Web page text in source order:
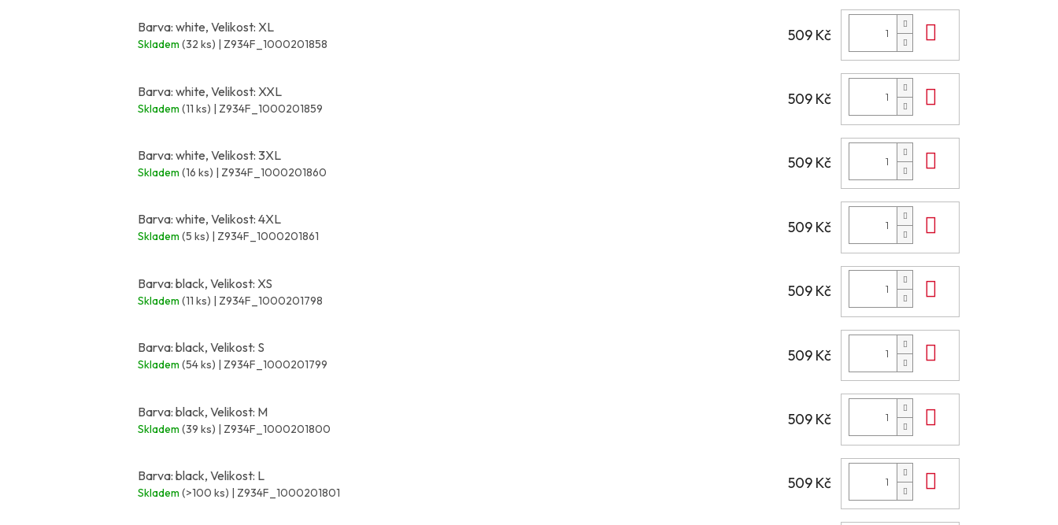
Barva: white, Velikost: XL
Skladem (32 ks) | Z934F_1000201858
509 Kč
Barva: white, Velikost: XXL
Skladem (11 ks) | Z934F_1000201859
509 Kč
Barva: white, Velikost: 3XL
Skladem (16 ks) | Z934F_1000201860
509 Kč
Barva: white, Velikost: 4XL
Skladem (5 ks) | Z934F_1000201861
509 Kč
Barva: black, Velikost: XS
Skladem (11 ks) | Z934F_1000201798
509 Kč
Barva: black, Velikost: S
Skladem (54 ks) | Z934F_1000201799
509 Kč
Barva: black, Velikost: M
Skladem (39 ks) | Z934F_1000201800
509 Kč
Barva: black, Velikost: L
Skladem (>100 ks) | Z934F_1000201801
509 Kč